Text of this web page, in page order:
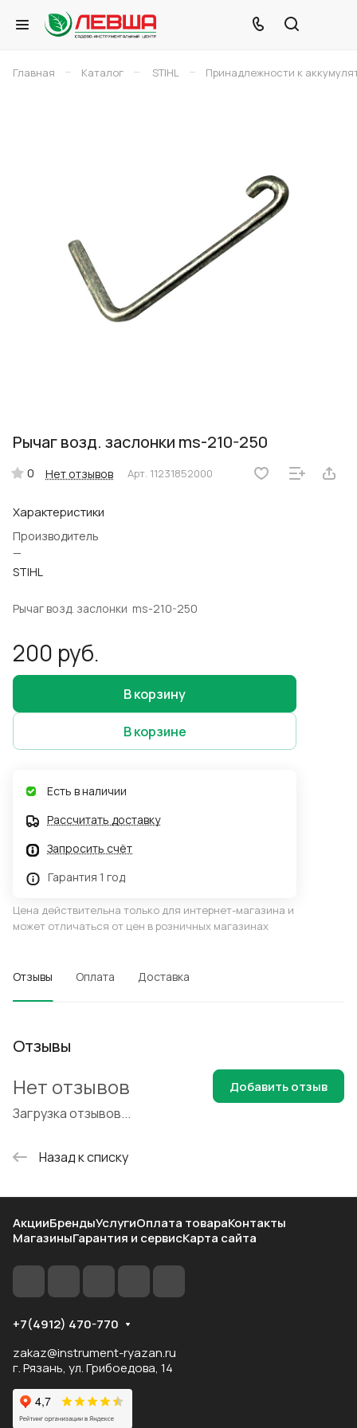
Главная – Каталог – STIHL – Принадлежности к
Рычаг возд. заслонки ms-210-250
0 Нет отзывов Арт. 11231852000
Характеристики
Производитель
—
STIHL
Рычаг возд. заслонки ms-210-250
200 руб.
В корзину
В корзине
Есть в наличии
Рассчитать доставку
Запросить счёт
Гарантия 1 год
Цена действительна только для интернет-магазина и
может отличаться от цен в розничных магазинах
Отзывы Оплата Доставка
Отзывы
Загрузка отзывов...
Нет отзывов Добавить отзыв
Назад к списку
АкцииБрендыУслугиОплата товараКонтакты
МагазиныГарантия и сервисКарта сайта
+7(4912) 470-770
zakaz@instrument-ryazan.ru
г. Рязань, ул. Грибоедова, 14